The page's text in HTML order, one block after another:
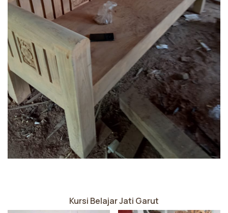
Kursi Belajar Jati Garut